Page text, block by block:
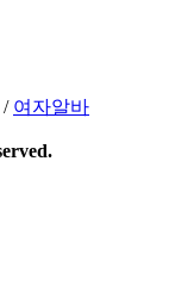
/ 여자알바